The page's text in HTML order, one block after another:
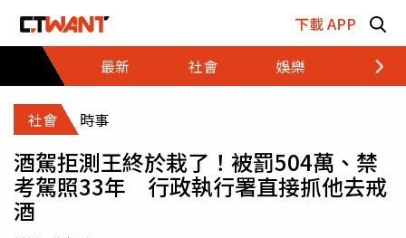
下載 APP
最新
社會 娛樂 財經
社會 時事
酒駕拒測王終於栽了！被罰504萬、禁
考駕照33年 行政執行署直接抓他去戒
酒